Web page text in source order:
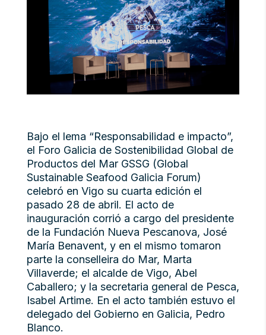
Bajo el lema “Responsabilidad e impacto”,
el Foro Galicia de Sostenibilidad Global de
Productos del Mar GSSG (Global
Sustainable Seafood Galicia Forum)
celebró en Vigo su cuarta edición el
pasado 28 de abril. El acto de
inauguración corrió a cargo del presidente
de la Fundación Nueva Pescanova, José
María Benavent, y en el mismo tomaron
parte la conselleira do Mar, Marta
Villaverde; el alcalde de Vigo, Abel
Caballero; y la secretaria general de Pesca,
Isabel Artime. En el acto también estuvo el
delegado del Gobierno en Galicia, Pedro
Blanco.